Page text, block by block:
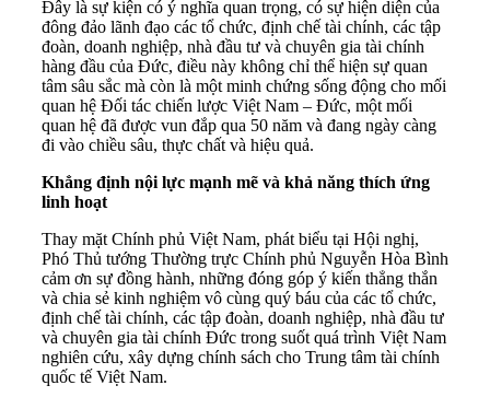
Đây là sự kiện có ý nghĩa quan trọng, có sự hiện diện của
đông đảo lãnh đạo các tổ chức, định chế tài chính, các tập
đoàn, doanh nghiệp, nhà đầu tư và chuyên gia tài chính
hàng đầu của Đức, điều này không chỉ thể hiện sự quan
tâm sâu sắc mà còn là một minh chứng sống động cho mối
quan hệ Đối tác chiến lược Việt Nam – Đức, một mối
quan hệ đã được vun đắp qua 50 năm và đang ngày càng
đi vào chiều sâu, thực chất và hiệu quả.
Khẳng định nội lực mạnh mẽ và khả năng thích ứng
linh hoạt
Thay mặt Chính phủ Việt Nam, phát biểu tại Hội nghị,
Phó Thủ tướng Thường trực Chính phủ Nguyễn Hòa Bình
cảm ơn sự đồng hành, những đóng góp ý kiến thẳng thắn
và chia sẻ kinh nghiệm vô cùng quý báu của các tổ chức,
định chế tài chính, các tập đoàn, doanh nghiệp, nhà đầu tư
và chuyên gia tài chính Đức trong suốt quá trình Việt Nam
nghiên cứu, xây dựng chính sách cho Trung tâm tài chính
quốc tế Việt Nam.